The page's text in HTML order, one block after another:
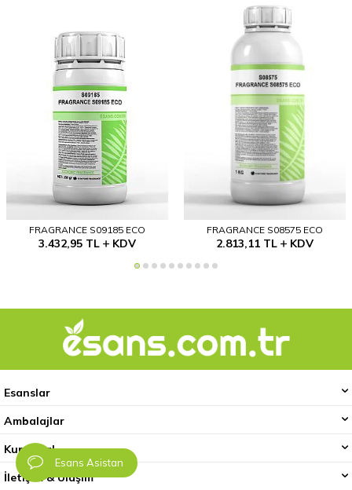
Esans Asistan
FRAGRANCE S09185 ECO
3.432,95TL KDV
FRAGRANCE S08575 ECO
2.813,11 TL KDV
Esanslar
Ambalajlar
Kurumsal
İletişim & Ulaşım